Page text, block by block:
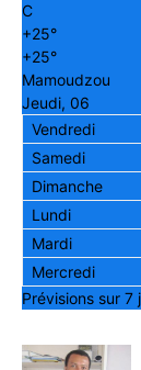
C
+25°
+25°
Mamoudzou
Jeudi, 06
Vendredi
Samedi
Dimanche
Lundi
Mardi
Mercredi
Prévisions sur 7